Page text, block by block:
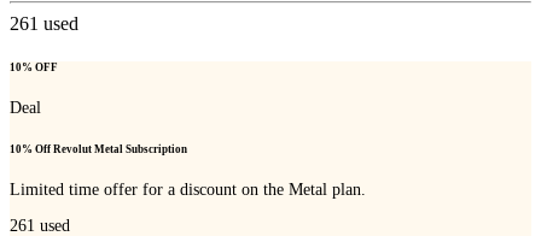
261 used
10% OFF
Deal
10% Off Revolut Metal Subscription
Limited time offer for a discount on the Metal plan.
261 used